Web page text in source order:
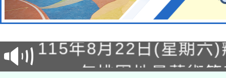
轉知經濟部水利署委託
業技術研究院辦理「
用水績優單位及節水達
115年8月22日(星期六
桃園市孔廟祈福系列
2026年桃園地景藝術